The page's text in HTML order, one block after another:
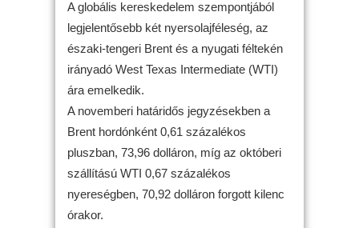
A globális kereskedelem szempontjából
legjelentősebb két nyersolajféleség, az
északi-tengeri Brent és a nyugati féltekén
irányadó West Texas Intermediate (WTI)
ára emelkedik.
A novemberi határidős jegyzésekben a
Brent hordónként 0,61 százalékos
pluszban, 73,96 dolláron, míg az októberi
szállítású WTI 0,67 százalékos
nyereségben, 70,92 dolláron forgott kilenc
órakor.